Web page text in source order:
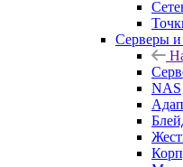
Серверы
NAS